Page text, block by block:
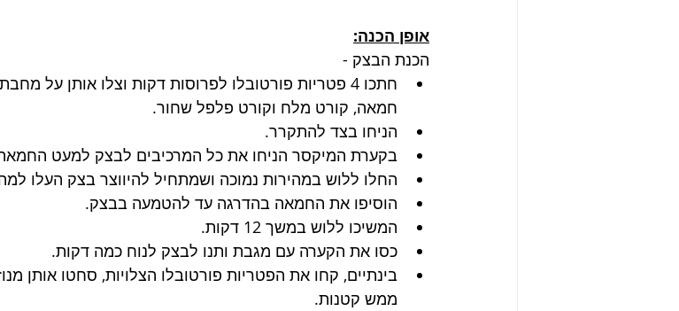
אופן הכנה:
הכנת הבצק -
חמאה, קורט מלח וקורט פלפל שחור.
הניחו בצד להתקרר.
בקערת המיקסר הניחו את כל המרכיבים לבצק למעט
החלו ללוש במהירות נמוכה ושמתחיל להיווצר בצק העלו
הוסיפו את החמאה בהדרגה עד להטמעה בבצק.
המשיכו ללוש במשך 12 דקות.
כסו את הקערה עם מגבת ותנו לבצק לנוח כמה דקות.
בינתיים, קחו את הפטריות פורטובלו הצלויות, סחטו אותן
ממש קטנות.